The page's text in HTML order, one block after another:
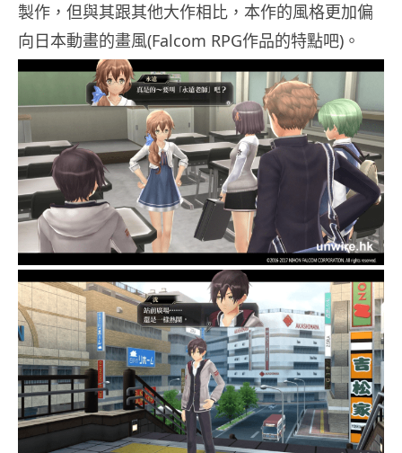
製作，但與其跟其他大作相比，本作的風格更加偏
向日本動畫的畫風(Falcom RPG作品的特點吧)。